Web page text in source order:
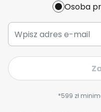
Osoba
*599 zł